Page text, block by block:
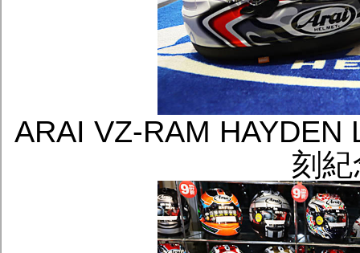
ARAI VZ-RAM HAYDEN
刻